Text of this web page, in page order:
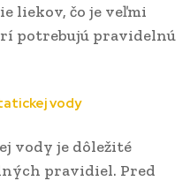
liekov, čo je veľmi
potrebujú pravidelnú
vody
vody je dôležité
pravidiel. Pred